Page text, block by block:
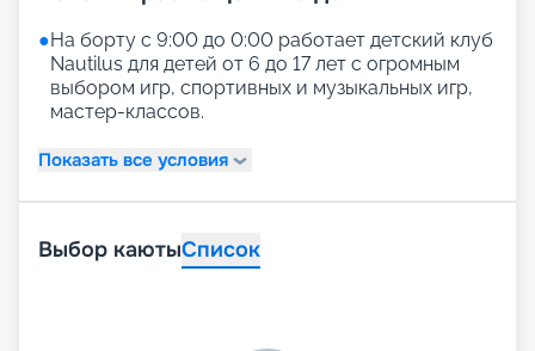
●На борту с 9:00 до 0:00 работает детский клуб
Nautilus для детей от 6 до 17 лет с огромным
выбором игр, спортивных и музыкальных игр,
мастер-классов.
Показать все условия
Выбор каютыСписок